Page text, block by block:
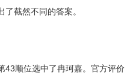
截然不同的答案。
43顺位选中了冉珂嘉。官方评价